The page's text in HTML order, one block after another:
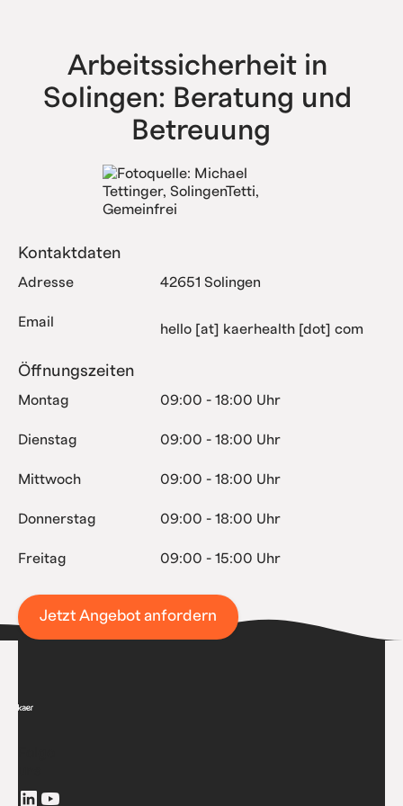
Arbeitssicherheit in
Solingen: Beratung und
Betreuung
Kontaktdaten
Adresse 42651 Solingen
Email hello [at] kaerhealth [dot] com
Öffnungszeiten
Montag 09:00 - 18:00 Uhr
Dienstag 09:00 - 18:00 Uhr
Mittwoch 09:00 - 18:00 Uhr
Donnerstag 09:00 - 18:00 Uhr
Freitag 09:00 - 15:00 Uhr
Jetzt Angebot anfordern